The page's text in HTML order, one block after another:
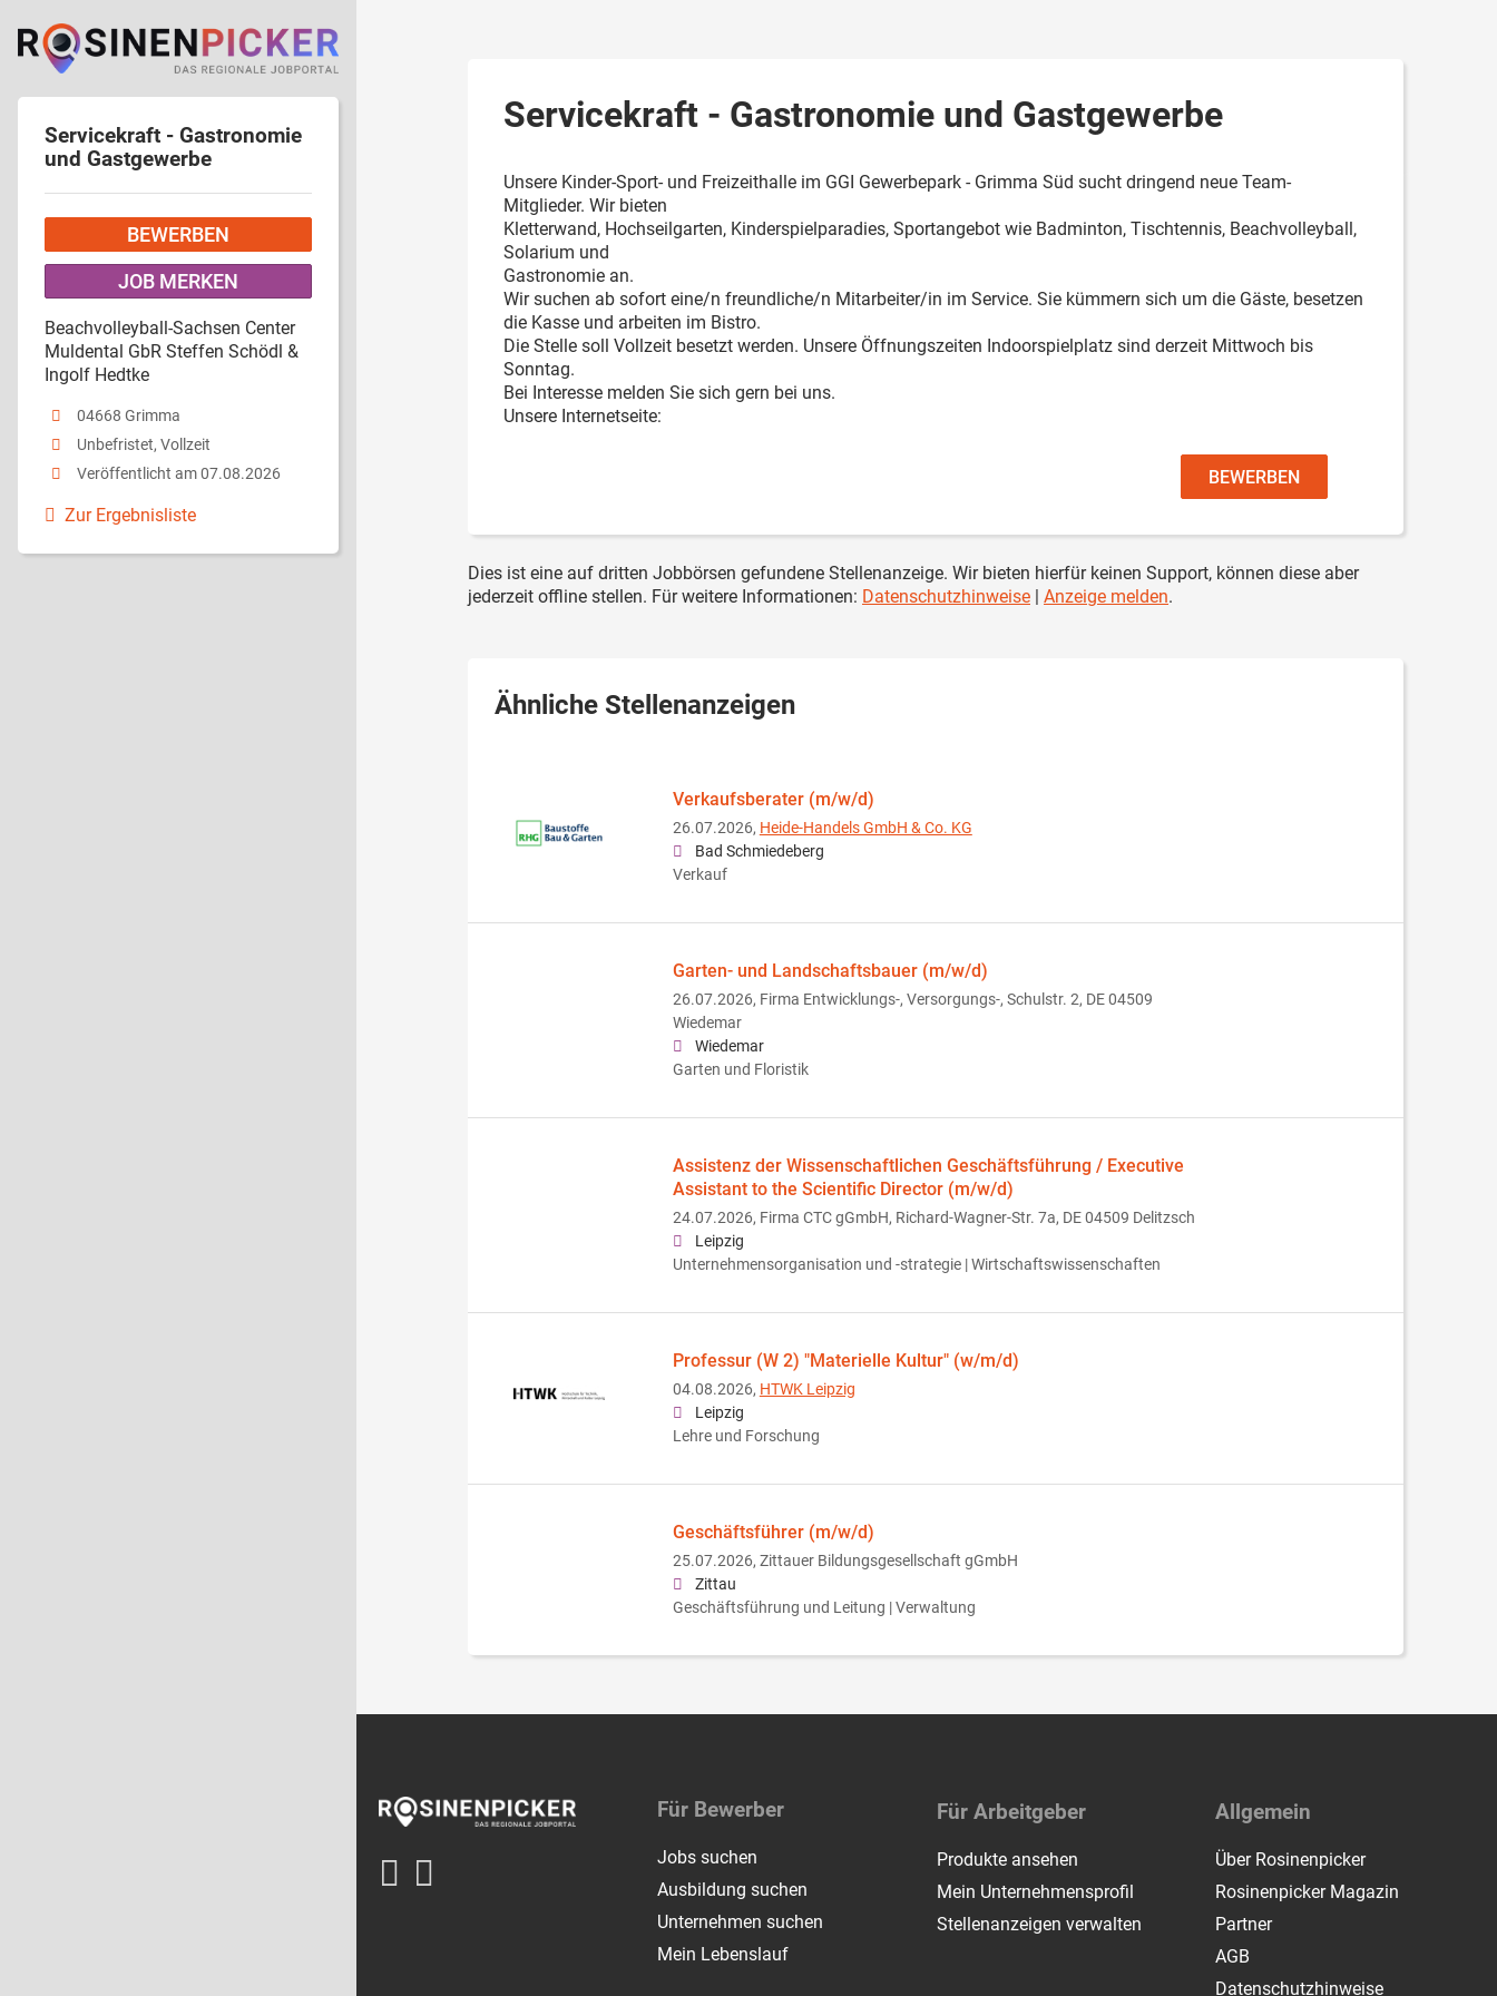
Servicekraft - Gastronomie und Gastgewerbe
Unsere Kinder-Sport- und Freizeithalle im GGI Gewerbepark - Grimma Süd sucht dringend neue Team-
Mitglieder. Wir bieten
Kletterwand, Hochseilgarten, Kinderspielparadies, Sportangebot wie Badminton, Tischtennis, Beachvolleyball,
Solarium und
Gastronomie an.
Wir suchen ab sofort eine/n freundliche/n Mitarbeiter/in im Service. Sie kümmern sich um die Gäste, besetzen
die Kasse und arbeiten im Bistro.
Die Stelle soll Vollzeit besetzt werden. Unsere Öffnungszeiten Indoorspielplatz sind derzeit Mittwoch bis
Sonntag.
Bei Interesse melden Sie sich gern bei uns.
Unsere Internetseite:
BEWERBEN
Dies ist eine auf dritten Jobbörsen gefundene Stellenanzeige. Wir bieten hierfür keinen Support, können diese aber
jederzeit offline stellen. Für weitere Informationen: Datenschutzhinweise | Anzeige melden.
Ähnliche Stellenanzeigen
Verkaufsberater (m/w/d)
26.07.2026, Heide-Handels GmbH & Co. KG
Bad Schmiedeberg
Verkauf
Garten- und Landschaftsbauer (m/w/d)
26.07.2026, Firma Entwicklungs-, Versorgungs-, Schulstr. 2, DE 04509
Wiedemar
Wiedemar
Garten und Floristik
Assistenz der Wissenschaftlichen Geschäfts­führung / Executive
Assistant to the Scientific Director (m/w/d)
24.07.2026, Firma CTC gGmbH, Richard-Wagner-Str. 7a, DE 04509 Delitzsch
Leipzig
Unternehmensorganisation und -strategie | Wirtschaftswissenschaften
Professur (W 2) "Materielle Kultur" (w/m/d)
04.08.2026, HTWK Leipzig
Leipzig
Lehre und Forschung
Geschäftsführer (m/w/d)
25.07.2026, Zittauer Bildungsgesellschaft gGmbH
Zittau
Geschäftsführung und Leitung | Verwaltung
Servicekraft - Gastronomie
und Gastgewerbe
BEWERBEN
JOB MERKEN
Beachvolleyball-Sachsen Center
Muldental GbR Steffen Schödl &
Ingolf Hedtke
04668 Grimma
Unbefristet, Vollzeit
Veröffentlicht am 07.08.2026
Zur Ergebnisliste
Für Bewerber
Jobs suchen
Ausbildung suchen
Unternehmen suchen
Mein Lebenslauf
Für Arbeitgeber
Produkte ansehen
Mein Unternehmensprofil
Stellenanzeigen verwalten
Allgemein
Über Rosinenpicker
Rosinenpicker Magazin
Partner
AGB
Datenschutzhinweise